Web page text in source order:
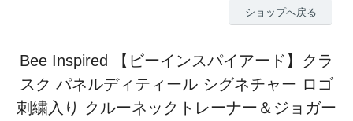
ショップへ戻る
Bee Inspired 【ビーインスパイアード】クラ
スク パネルディティール シグネチャー ロゴ
刺繍入り クルーネックトレーナー＆ジョガー